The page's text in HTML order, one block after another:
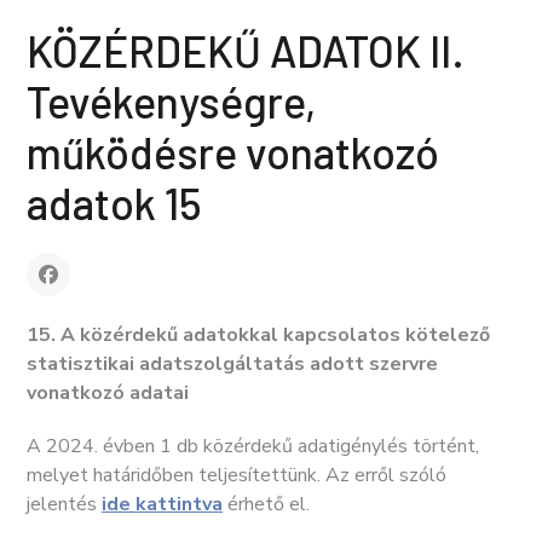
KÖZÉRDEKŰ ADATOK II.
Tevékenységre,
működésre vonatkozó
adatok 15
15. A közérdekű adatokkal kapcsolatos kötelező
statisztikai adatszolgáltatás adott szervre
vonatkozó adatai
A 2024. évben 1 db közérdekű adatigénylés történt,
melyet határidőben teljesítettünk. Az erről szóló
jelentés ide kattintva érhető el.